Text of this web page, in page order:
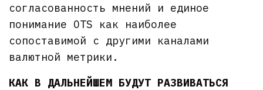
согласованность мнений и единое
понимание OTS как наиболее
сопоставимой с другими каналами
валютной метрики.
КАК В ДАЛЬНЕЙШЕМ БУДУТ РАЗВИВАТЬСЯ